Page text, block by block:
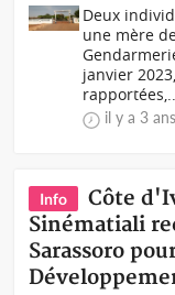
Deux
une mère
janvier
il y a 3 ans
Info
Côte
Sinématiali
Sarassoro